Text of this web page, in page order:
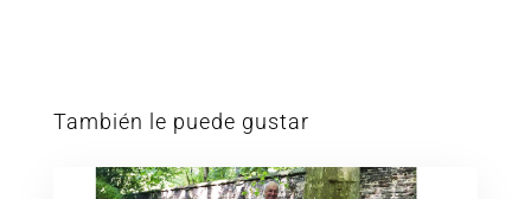
También le puede gustar